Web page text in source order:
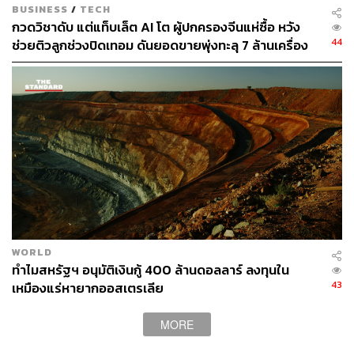
ที่สำคัญ พรรคคอมมิวนิสต์เวียดนามในยุคนี้มีมุมมองเน้น
ปฏิบัตินิยม (pragmatic mindset) ไม่ได้เลือกผู้นำจาก
อุดมการณ์นิยมเหมือนในอดีต แต่เลือกจากความสามารถ
และประสบการณ์ด้านเศรษฐกิจ ผู้บริหารประเทศที่เข้าใจทั้ง
ตลาดเงิน/ตลาดทุน การจัดการความเสี่ยงของเศรษฐกิจ
มหภาค ควบคู่ไปกับการจัดการความมั่นคงทางเศรษฐกิจ
การเลือกอดีตผู้ว่าการธนาคารกลางขึ้นมาเป็นผู้บริหาร
ประเทศจึงเหมาะสมกับยุคสมัย เพื่อให้สามารถรับมือกับ
ความท้าทายต่างๆ ในระดับโลก และเดินเกมการทูตรักษา
สมดุลระหว่างจีน-สหรัฐฯ ควบคู่ไปกับการรักษาเสถียรภาพ
ทางการเมืองภายในประเทศ
ทั้งหมดนี้สะท้อนทิศทางเวียดนามกำลังเข้าสู่ความเป็น ‘รัฐ
เทคโนแครต’ (Technocratic State) ภายใต้การบริหาร
ประเทศของนายกรัฐมนตรีที่มีความเป็นเทคโนแครตมากก
ว่าการเป็นนักการเมืองสายมวลชน การเป็นผู้บริหารแบบมือ
อาชีพมากกว่าการเป็นนักปลุกกระแส/ประชานิยม และมี
BUSINESS / TECH
กวดวิชาดับ แต่แท็บเล็ต AI โต ผู้ปกครองจีนแห่ซื้อ หวัง
ช่วยติวลูกช่วงปิดเทอม ดันยอดขายพุ่งทะลุ 7 ล้านเครื่อง
44
WORLD
ทำไมสหรัฐฯ อนุมัติเงินกู้ 400 ล้านดอลลาร์ ลงทุนใน
เหมืองแร่หายากออสเตรเลีย
43
MORE